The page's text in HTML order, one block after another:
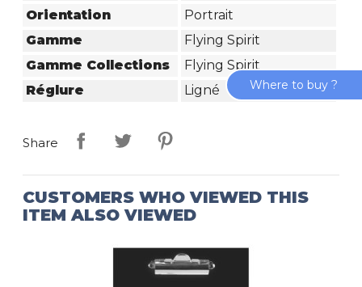
Orientation
Portrait
Gamme
Flying Spirit
Gamme Collections
Flying Spirit
Réglure
Ligné
Share
CUSTOMERS WHO VIEWED THIS
ITEM ALSO VIEWED
Where to buy ?